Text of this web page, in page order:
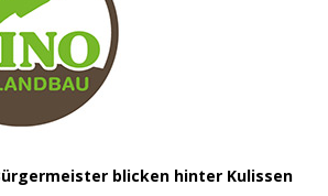
blicken hinter Kulissen